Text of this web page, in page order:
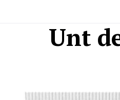
Unt